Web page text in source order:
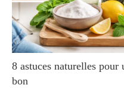
8 astuces naturelles
bon